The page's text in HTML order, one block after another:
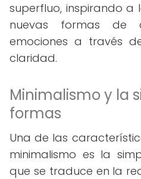
superfluo, inspirando a
nuevas formas de
emociones a través
claridad.
Minimalismo y la
formas
Una de las
minimalismo es la
que se traduce en la